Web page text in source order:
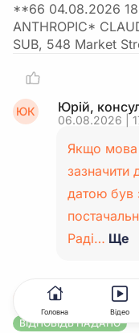
**66 04.08.2026
ANTHROPIC*
SUB, 548 Market
ЮК Юрій,
06.08.2026 |
Якщо мова
датою був
Раді… Ще
Марина
06.08.2026 |
ВІДПОВІДЬ НАДАНО
Головна Відео